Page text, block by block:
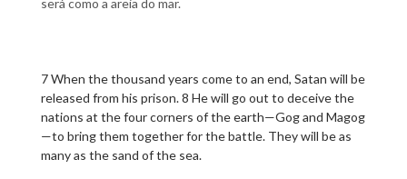
será como a areia do mar.
7 When the thousand years come to an end, Satan will be
released from his prison. 8 He will go out to deceive the
nations at the four corners of the earth—Gog and Magog
—to bring them together for the battle. They will be as
many as the sand of the sea.